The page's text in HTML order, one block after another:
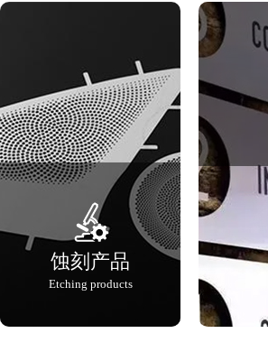
蚀刻产品
Etching products